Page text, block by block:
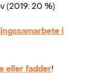
(2019: 20 %)
i
eller fadder!